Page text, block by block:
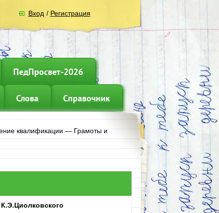
Вход / Регистрация
ПедПросвет-2026
Слова Справочник
квалификации—Грамоты и